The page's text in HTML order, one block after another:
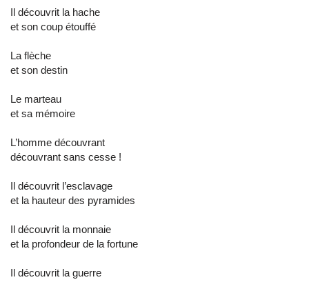
Il découvrit la hache
et son coup étouffé
La flèche
et son destin
Le marteau
et sa mémoire
L’homme découvrant
découvrant sans cesse !
Il découvrit l’esclavage
et la hauteur des pyramides
Il découvrit la monnaie
et la profondeur de la fortune
Il découvrit la guerre